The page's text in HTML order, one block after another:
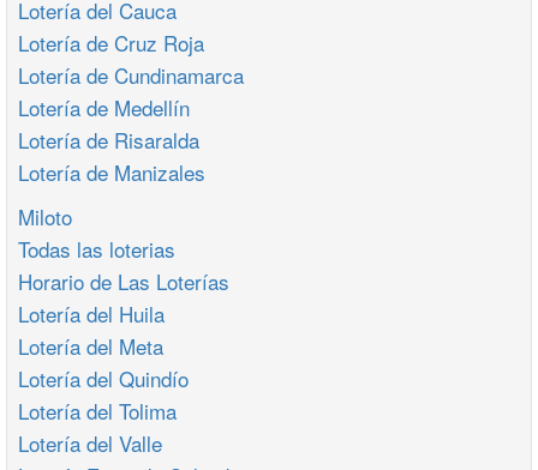
Lotería del Cauca
Lotería de Cruz Roja
Lotería de Cundinamarca
Lotería de Medellín
Lotería de Risaralda
Lotería de Manizales
Miloto
Todas las loterias
Horario de Las Loterías
Lotería del Huila
Lotería del Meta
Lotería del Quindío
Lotería del Tolima
Lotería del Valle